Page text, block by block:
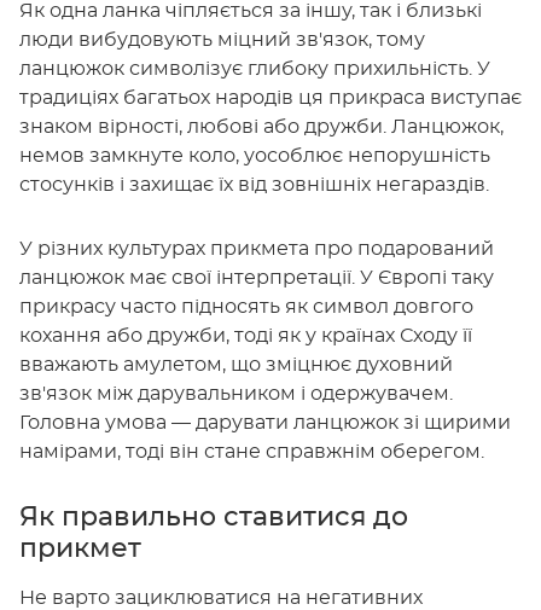
Як одна ланка чіпляється за іншу, так і близькі
люди вибудовують міцний зв'язок, тому
ланцюжок символізує глибоку прихильність. У
традиціях багатьох народів ця прикраса виступає
знаком вірності, любові або дружби. Ланцюжок,
немов замкнуте коло, уособлює непорушність
стосунків і захищає їх від зовнішніх негараздів.
У різних культурах прикмета про подарований
ланцюжок має свої інтерпретації. У Європі таку
прикрасу часто підносять як символ довгого
кохання або дружби, тоді як у країнах Сходу її
вважають амулетом, що зміцнює духовний
зв'язок між дарувальником і одержувачем.
Головна умова — дарувати ланцюжок зі щирими
намірами, тоді він стане справжнім оберегом.
Як правильно ставитися до
прикмет
Не варто зациклюватися на негативних